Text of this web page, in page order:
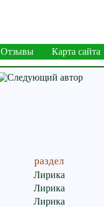
Отзывы
Карта сайта
раздел
Лирика
Лирика
Лирика